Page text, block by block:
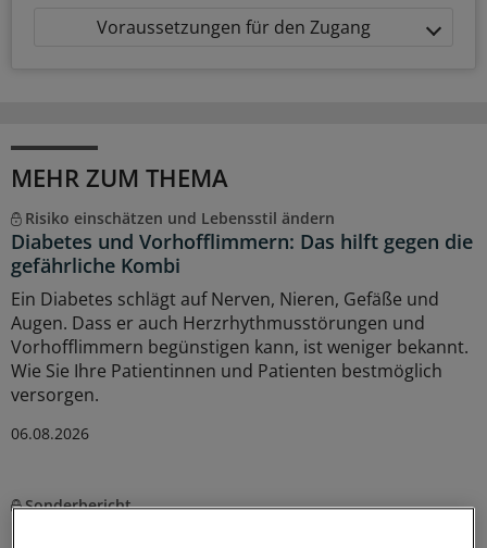
Voraussetzungen für den Zugang
MEHR ZUM THEMA
Risiko einschätzen und Lebensstil ändern
Diabetes und Vorhofflimmern: Das hilft gegen die
gefährliche Kombi
Ein Diabetes schlägt auf Nerven, Nieren, Gefäße und
Augen. Dass er auch Herzrhythmusstörungen und
Vorhofflimmern begünstigen kann, ist weniger bekannt.
Wie Sie Ihre Patientinnen und Patienten bestmöglich
versorgen.
06.08.2026
Sonderbericht